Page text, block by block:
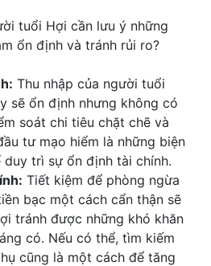
tuổi Hợi cần lưu ý những
ổn định và tránh rủi ro?
Thu nhập của người tuổi
sẽ ổn định nhưng không có
soát chi tiêu chặt chẽ và
tư mạo hiểm là những biện
trì sự ổn định tài chính.
Tiết kiệm để phòng ngừa
bạc một cách cẩn thận sẽ
tránh được những khó khăn
có. Nếu có thể, tìm kiếm
cũng là một cách để tăng